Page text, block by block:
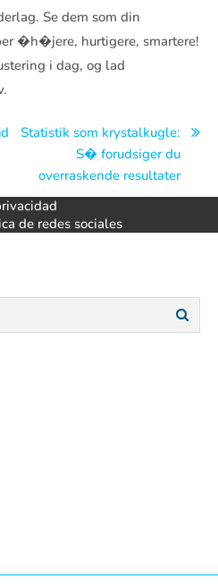
Se dem som din
�h�jere, hurtigere, smartere!
i dag, og lad
Statistik som krystalkugle:
S� forudsiger du
overraskende resultater
de redes sociales